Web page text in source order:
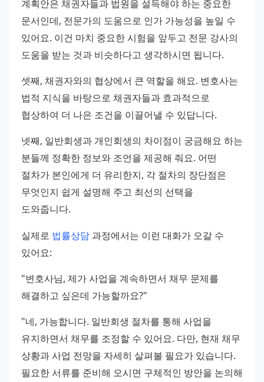
계획안은 채권자들과 법원을 설득해야 하는 중요한
문서인데, 전문가의 도움으로 인가 가능성을 높일 수
있어요. 이건 마치 중요한 시험을 앞두고 전문 강사의
도움을 받는 것과 비슷하다고 생각하시면 됩니다.
셋째, 채권자와의 협상에서 큰 역할을 해요. 변호사는
법적 지식을 바탕으로 채권자들과 효과적으로
협상하여 더 나은 조건을 이끌어낼 수 있답니다.
넷째, 일반회생과 개인회생의 차이점이 궁금해요 하는
분들께 정확한 정보와 조언을 제공해 줘요. 어떤
절차가 본인에게 더 유리한지, 각 절차의 장단점은
무엇인지 쉽게 설명해 주고 최선의 선택을
도와줍니다.
실제로 법률상담 과정에서는 이런 대화가 오갈 수
있어요:
"변호사님, 제가 사업을 계속하면서 채무 문제를
해결하고 싶은데 가능할까요?"
"네, 가능합니다. 일반회생 절차를 통해 사업을
유지하면서 채무를 조정할 수 있어요. 다만, 현재 채무
상황과 사업 전망을 자세히 살펴볼 필요가 있습니다.
필요한 서류를 준비해 오시면 구체적인 방안을 논의해